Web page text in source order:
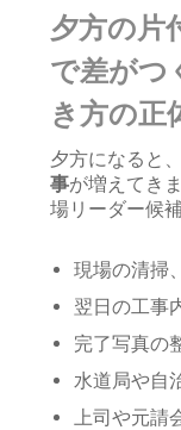
夕方の片
で差がつ
き方の正
夕方になると
事が増えてき
場リーダー候
現場の清掃
翌日の工事
完了写真の
水道局や自
上司や元請